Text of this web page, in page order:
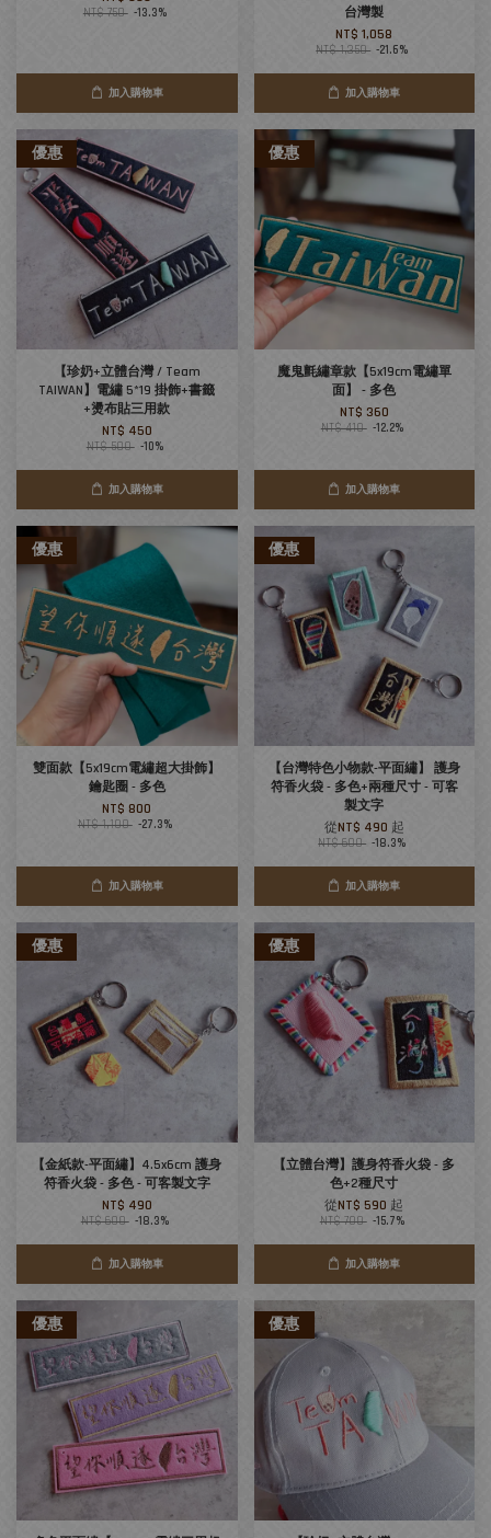
NT$ 750 -13.3%
加入購物車
台灣製
NT$ 1,058
NT$ 1,350 -21.6%
加入購物車
優惠
【珍奶+立體台灣 / Team
TAIWAN】電繡 5*19 掛飾+書籤
+燙布貼三用款
NT$ 450
NT$ 500 -10%
加入購物車
優惠
魔鬼氈繡章款【5x19cm電繡單
面】 - 多色
NT$ 360
NT$ 410 -12.2%
加入購物車
優惠
雙面款【5x19cm電繡超大掛飾】
鑰匙圈 - 多色
NT$ 800
NT$ 1,100 -27.3%
加入購物車
優惠
【台灣特色小物款-平面繡】 護身
符香火袋 - 多色+兩種尺寸 - 可客
製文字
從NT$ 490 起
NT$ 600 -18.3%
加入購物車
優惠
【金紙款-平面繡】4.5x6cm 護身
符香火袋 - 多色 - 可客製文字
NT$ 490
NT$ 600 -18.3%
加入購物車
優惠
【立體台灣】護身符香火袋 - 多
色+2種尺寸
從NT$ 590 起
NT$ 700 -15.7%
加入購物車
優惠 優惠